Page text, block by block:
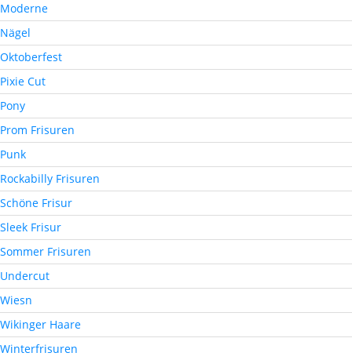
Moderne
Nägel
Oktoberfest
Pixie Cut
Pony
Prom Frisuren
Punk
Rockabilly Frisuren
Schöne Frisur
Sleek Frisur
Sommer Frisuren
Undercut
Wiesn
Wikinger Haare
Winterfrisuren